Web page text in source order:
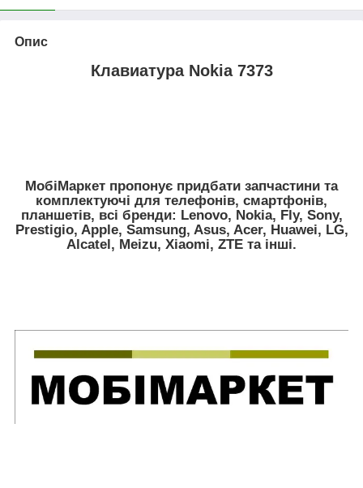
Опис
Клавиатура Nokia 7373
МобiМаркет пропонує придбати запчастини та
комплектуючі для телефонів, смартфонів,
планшетів, всі бренди: Lenovo, Nokia, Fly, Sony,
Prestigio, Apple, Samsung, Asus, Acer, Huawei, LG,
Alcatel, Meizu, Xiaomi, ZTE та інші.